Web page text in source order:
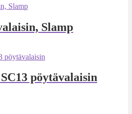
Slamp
pöytävalaisin